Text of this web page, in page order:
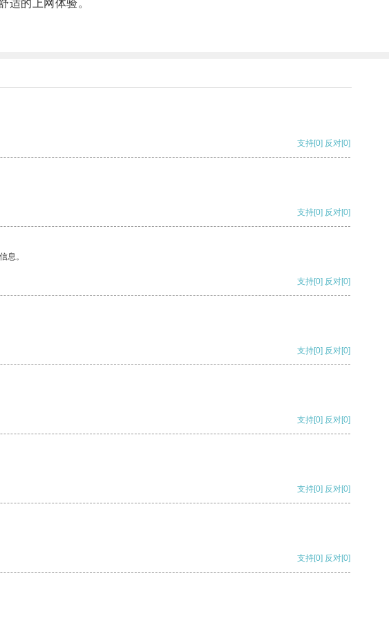
的上网体验。
支持[0] 反对[0]
支持[0] 反对[0]
息。
支持[0] 反对[0]
支持[0] 反对[0]
支持[0] 反对[0]
支持[0] 反对[0]
支持[0] 反对[0]